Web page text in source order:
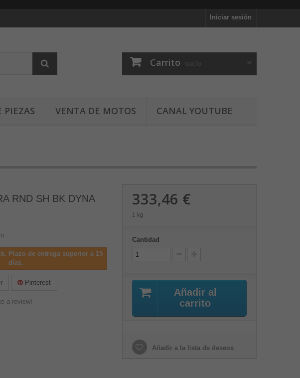
Iniciar sesión
Carrito vacío
PIEZAS VENTA DE MOTOS CANAL YOUTUBE
RND SH BK DYNA
Plazo de entrega superior a 15
días.
Pinterest
a review!
333,46 €
1 kg
Cantidad
Añadir al
carrito
Añadir a la lista de deseos